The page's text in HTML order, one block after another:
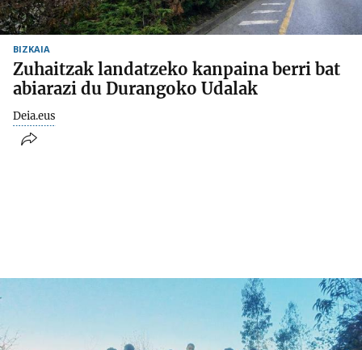
BIZKAIA
Zuhaitzak landatzeko kanpaina berri bat
abiarazi du Durangoko Udalak
Deia.eus